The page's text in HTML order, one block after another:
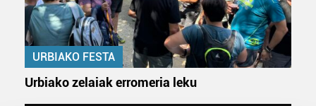
URBIAKO FESTA
Urbiako zelaiak erromeria leku